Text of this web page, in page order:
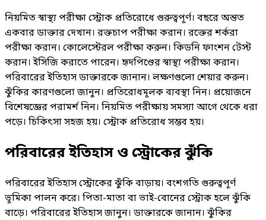
নিয়মিত স্বাস্থ্য পরীক্ষা স্ট্রোক প্রতিরোধে গুরুত্বপূর্ণ। বছরে অন্তত
একবার ডাক্তার দেখান। রক্তচাপ পরীক্ষা করান। রক্তের শর্করা
পরীক্ষা করান। কোলেস্টেরল পরীক্ষা করুন। কিডনি ফাংশন টেস্ট
করান। ইসিজি করাতে পারেন। হৃদপিণ্ডের স্বাস্থ্য পরীক্ষা করান।
পরিবারের ইতিহাস ডাক্তারকে জানান। লক্ষণগুলো শেয়ার করুন।
ঝুঁকির কারণগুলো জানুন। প্রতিরোধমূলক ব্যবস্থা নিন। প্রয়োজনে
বিশেষজ্ঞের পরামর্শ নিন। নিয়মিত পরীক্ষায় সমস্যা আগে থেকে ধরা
পড়ে। চিকিৎসা সহজ হয়। স্ট্রোক প্রতিরোধ সম্ভব হয়।
পরিবারের ইতিহাস ও স্ট্রোকের ঝুঁকি
পরিবারের ইতিহাস স্ট্রোকের ঝুঁকি বাড়ায়। বংশগতি গুরুত্বপূর্ণ
ভূমিকা পালন করে। পিতা-মাতা বা ভাই-বোনের স্ট্রোক হলে ঝুঁকি
বাড়ে। পরিবারের ইতিহাস জানুন। ডাক্তারকে জানান। ঝুঁকির